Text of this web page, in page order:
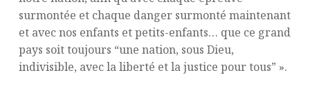
surmontée et chaque danger surmonté maintenant
et avec nos enfants et petits-enfants… que ce grand
pays soit toujours “une nation, sous Dieu,
indivisible, avec la liberté et la justice pour tous” ».